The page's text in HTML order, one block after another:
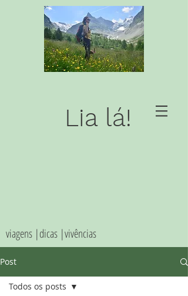
Lia lá!
viagens |dicas |vivências
Post
Todos os posts